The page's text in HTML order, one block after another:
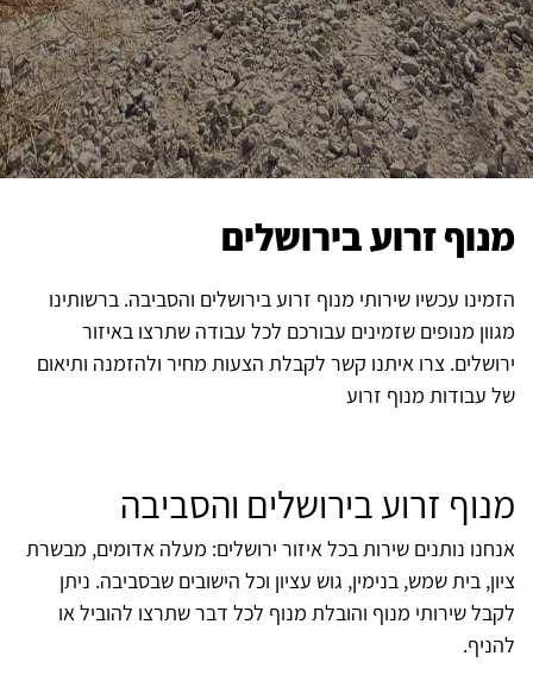
מנוף זרוע בירושלים
הזמינו עכשיו שירותי מנוף זרוע בירושלים והסביבה. ברשותינו
מגוון מנופים שזמינים עבורכם לכל עבודה שתרצו באיזור
ירושלים. צרו איתנו קשר לקבלת הצעות מחיר ולהזמנה ותיאום
של עבודות מנוף זרוע
מנוף זרוע בירושלים והסביבה
אנחנו נותנים שירות בכל איזור ירושלים: מעלה אדומים, מבשרת
ציון, בית שמש, בנימין, גוש עציון וכל הישובים שבסביבה. ניתן
לקבל שירותי מנוף והובלת מנוף לכל דבר שתרצו להוביל או
להניף.